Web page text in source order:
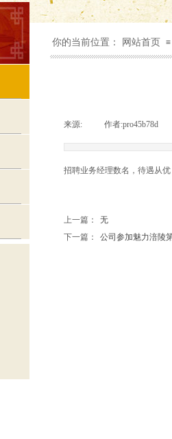
你的当前位置： 网站首页 ≡
来源: 作者:pro45b78d
招聘业务经理数名，待遇从优
上一篇：
无
下一篇：
公司参加魅力涪陵